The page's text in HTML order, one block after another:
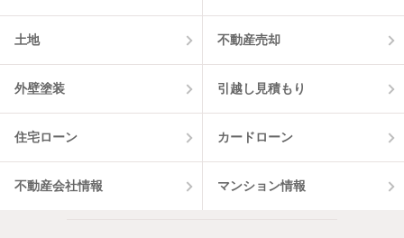
土地 不動産売却
外壁塗装 引越し見積もり
住宅ローン カードローン
不動産会社情報 マンション情報